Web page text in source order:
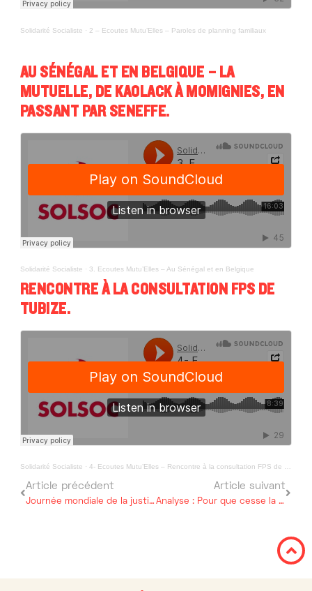
Solidarité Socialiste · 2 – Ecoutes Mutu’Elles – Paroles de planning familiaux
AU SÉNÉGAL ET EN BELGIQUE – LA
MUTUELLE, DE KAOLACK À MOMIGNIES, EN
PASSANT PAR SENEFFE.
Solidarité Socialiste · 3. Ecoutes Mutu’Elles – Au Sénégal et en Belgique
RENCONTRE À LA CONSULTATION FPS DE
TUBIZE.
Solidarité Socialiste · 4- Ecoutes Mutu’Elles – Rencontre à la consultation FPS de Tubize.
Article précédent
Journée mondiale de la justice sociale 2021. Une transition post-covid équitable pour plus de justice sociale !
Article suivant
Analyse : Pour que cesse la criminalisation des personnes LGBT